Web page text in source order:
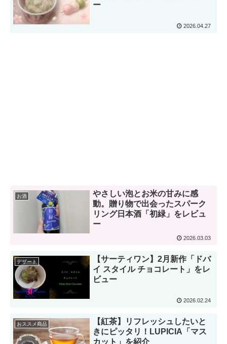
ー
2026.04.27
お酒
やさしい泡とお米の甘みに感
動。贈り物で出会ったスパーク
リング日本酒「初緑」をレビュ
ー
2026.03.03
デザート
【サーティワン】2月新作「ドバ
イ スタイル チョコレート」をレ
ビュー
2026.02.24
おススメ商品
【紅茶】リフレッシュしたいと
きにピッタリ！LUPICIA「マス
カット」を紹介